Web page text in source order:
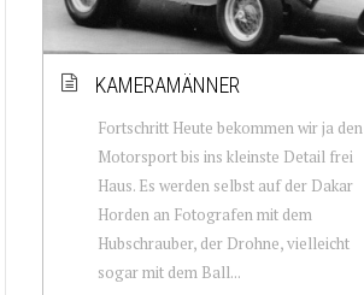
KAMERAMÄNNER
Fortschritt Heute bekommen wir ja den
Motorsport bis ins kleinste Detail frei
Haus. Es werden selbst auf der Dakar
Horden an Fotografen mit dem
Hubschrauber, der Drohne, vielleicht
sogar mit dem Ball...